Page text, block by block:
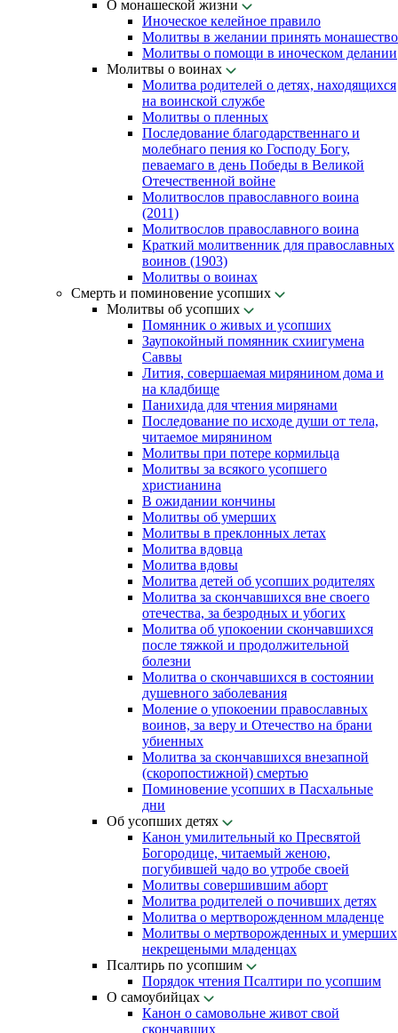
О монашеской жизни
Иноческое келейное правило
Молитвы в желании принять монашество
Молитвы о помощи в иноческом делании
Молитвы о воинах
Молитва родителей о детях, находящихся
на воинской службе
Молитвы о пленных
Последование благодарственнаго и
молебнаго пения ко Господу Богу,
певаемаго в день Победы в Великой
Отечественной войне
Молитвослов православного воина
(2011)
Молитвослов православного воина
Краткий молитвенник для православных
воинов (1903)
Молитвы о воинах
Смерть и поминовение усопших
Молитвы об усопших
Помянник о живых и усопших
Заупокойный помянник схиигумена
Саввы
Лития, совершаемая мирянином дома и
на кладбище
Панихида для чтения мирянами
Последование по исходе души от тела,
читаемое мирянином
Молитвы при потере кормильца
Молитвы за всякого усопшего
христианина
В ожидании кончины
Молитвы об умерших
Молитвы в преклонных летах
Молитва вдовца
Молитва вдовы
Молитва детей об усопших родителях
Молитва за скончавшихся вне своего
отечества, за безродных и убогих
Молитва об упокоении скончавшихся
после тяжкой и продолжительной
болезни
Молитва о скончавшихся в состоянии
душевного заболевания
Моление о упокоении православных
воинов, за веру и Отечество на брани
убиенных
Молитва за скончавшихся внезапной
(скоропостижной) смертью
Поминовение усопших в Пасхальные
дни
Об усопших детях
Канон умилительный ко Пресвятой
Богородице, читаемый женою,
погубившей чадо во утробе своей
Молитвы совершившим аборт
Молитва родителей о почивших детях
Молитва о мертворожденном младенце
Молитвы о мертворожденных и умерших
некрещеными младенцах
Псалтирь по усопшим
Порядок чтения Псалтири по усопшим
О самоубийцах
Канон о самовольне живот свой
скончавших